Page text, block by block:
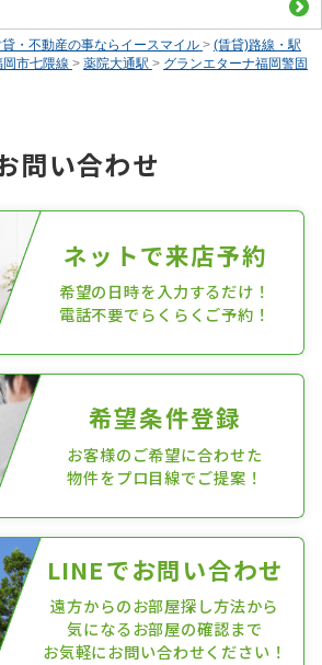
・不動産の事ならイースマイル > (賃貸)路線・駅
市七隈線 > 薬院大通駅 > グランエターナ福岡警固
問い合わせ
ネットで来店予約
希望の日時を入力するだけ！
電話不要でらくらくご予約！
希望条件登録
お客様のご希望に合わせた
物件をプロ目線でご提案！
LINEでお問い合わせ
遠方からのお部屋探し方法から
気になるお部屋の確認まで
お気軽にお問い合わせください！